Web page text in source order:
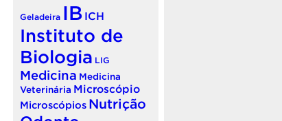
Geladeira IB ICH
Instituto de
Biologia LIG
Medicina Medicina
Veterinária Microscópio
Microscópios Nutrição